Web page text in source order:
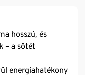
hosszú, és
– a sötét
energiahatékony